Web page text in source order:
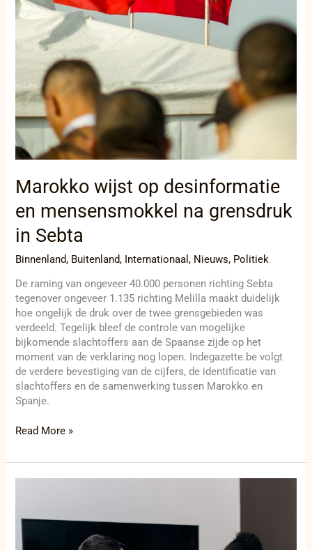
Marokko wijst op desinformatie
en mensensmokkel na grensdruk
in Sebta
Binnenland, Buitenland, Internationaal, Nieuws, Politiek
De raming van ongeveer 40.000 personen richting Sebta
tegenover ongeveer 1.135 richting Melilla maakt duidelijk
hoe ongelijk de druk over de twee grensgebieden was
verdeeld. Tegelijk bleef de controle van mogelijke
bijkomende slachtoffers aan de Spaanse zijde op het
moment van de verklaring nog lopen. Indegazette.be volgt
de verdere bevestiging van de cijfers, de identificatie van
slachtoffers en de samenwerking tussen Marokko en
Spanje.
Read More »
telt
118